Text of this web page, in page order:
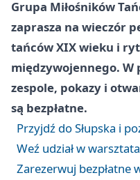
Grupa Miłośników
zaprasza na wieczór
tańców XIX wieku i
międzywojennego.
zespole, pokazy i
są bezpłatne.
Przyjdź do Słupska i
Weź udział w
Zarezerwuj bezpłatne